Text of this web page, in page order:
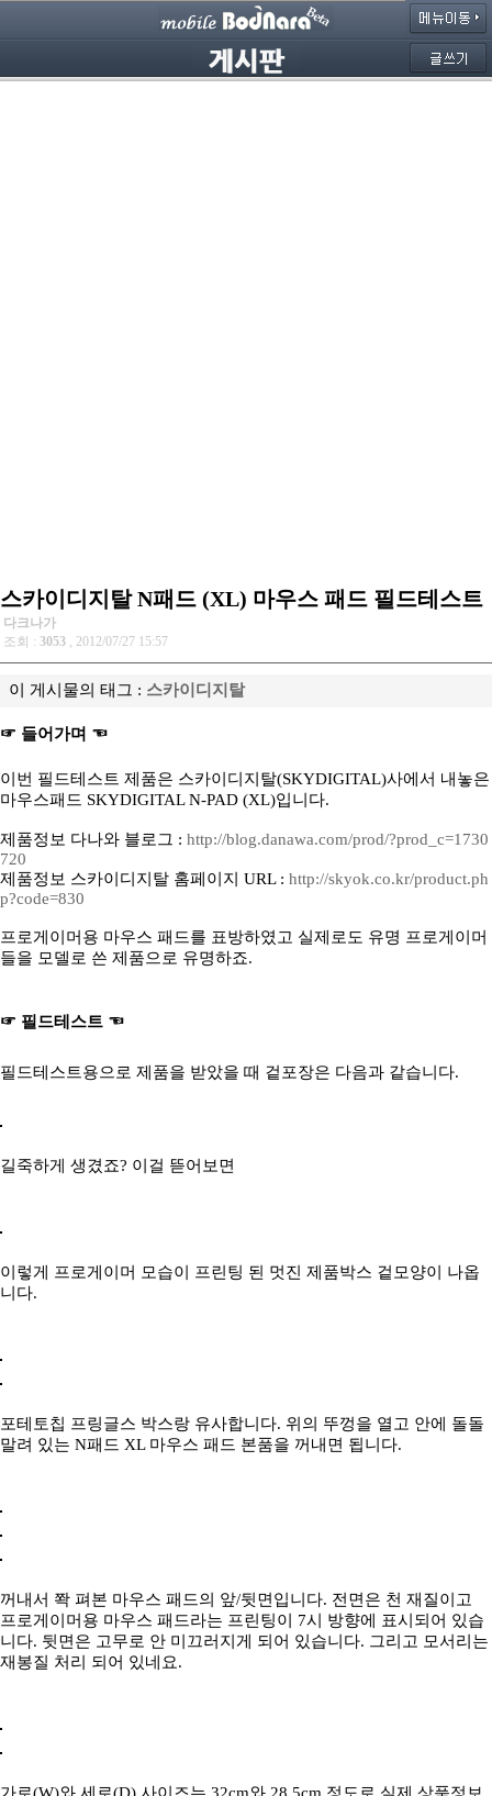
스카이디지탈 N패드 (XL) 마우스 패드 필드테스트
다크나가
조회 : 3053 , 2012/07/27 15:57
이 게시물의 태그 : 스카이디지탈
☞ 들어가며 ☜
이번 필드테스트 제품은 스카이디지탈(SKYDIGITAL)사에서 내놓은
마우스패드 SKYDIGITAL N-PAD (XL)입니다.
제품정보 다나와 블로그 : http://blog.danawa.com/prod/?prod_c=1730
720
제품정보 스카이디지탈 홈페이지 URL : http://skyok.co.kr/product.ph
p?code=830
프로게이머용 마우스 패드를 표방하였고 실제로도 유명 프로게이머
들을 모델로 쓴 제품으로 유명하죠.
☞ 필드테스트 ☜
필드테스트용으로 제품을 받았을 때 겉포장은 다음과 같습니다.
길죽하게 생겼죠? 이걸 뜯어보면
이렇게 프로게이머 모습이 프린팅 된 멋진 제품박스 겉모양이 나옵
니다.
포테토칩 프링글스 박스랑 유사합니다. 위의 뚜껑을 열고 안에 돌돌
말려 있는 N패드 XL 마우스 패드 본품을 꺼내면 됩니다.
꺼내서 쫙 펴본 마우스 패드의 앞/뒷면입니다. 전면은 천 재질이고
프로게이머용 마우스 패드라는 프린팅이 7시 방향에 표시되어 있습
니다. 뒷면은 고무로 안 미끄러지게 되어 있습니다. 그리고 모서리는
재봉질 처리 되어 있네요.